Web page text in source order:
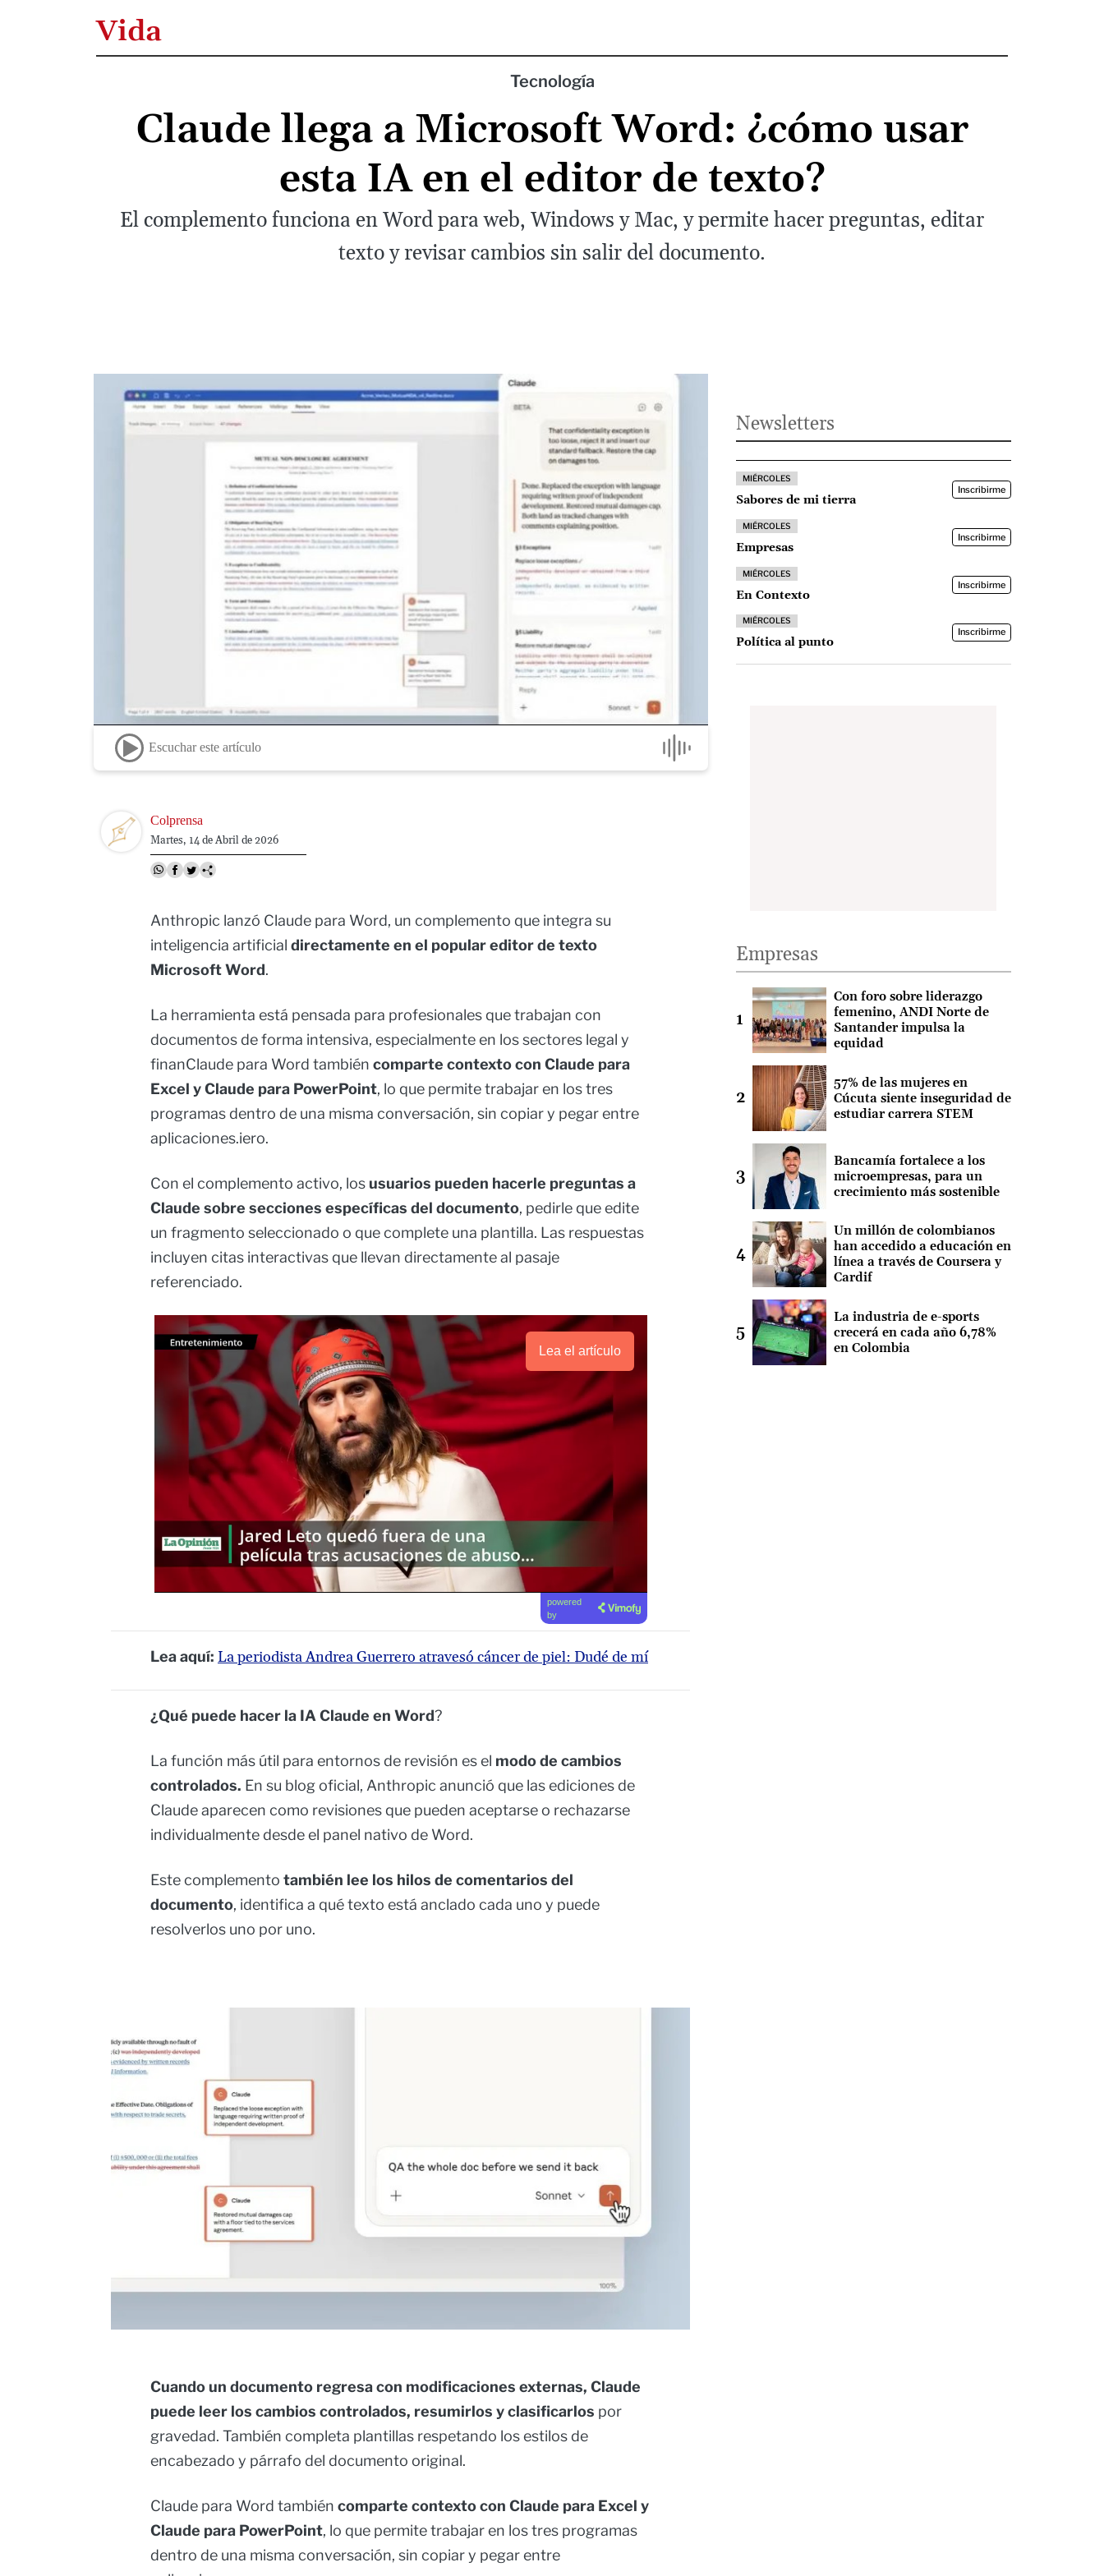
Vida
Tecnología
Claude llega a Microsoft Word: ¿cómo usar
esta IA en el editor de texto?
El complemento funciona en Word para web, Windows y Mac, y permite hacer preguntas, editar
texto y revisar cambios sin salir del documento.
Escuchar este artículo
Image Colprensa
Martes, 14 de Abril de 2026
Anthropic lanzó Claude para Word, un complemento que integra su
inteligencia artificial directamente en el popular editor de texto
Microsoft Word.
La herramienta está pensada para profesionales que trabajan con
documentos de forma intensiva, especialmente en los sectores legal y
finanClaude para Word también comparte contexto con Claude para
Excel y Claude para PowerPoint, lo que permite trabajar en los tres
programas dentro de una misma conversación, sin copiar y pegar entre
aplicaciones.iero.
Con el complemento activo, los usuarios pueden hacerle preguntas a
Claude sobre secciones específicas del documento, pedirle que edite
un fragmento seleccionado o que complete una plantilla. Las respuestas
incluyen citas interactivas que llevan directamente al pasaje
referenciado.
Lea el artículo
powered
by
Lea aquí: La periodista Andrea Guerrero atravesó cáncer de piel: Dudé de mí
¿Qué puede hacer la IA Claude en Word?
La función más útil para entornos de revisión es el modo de cambios
controlados. En su blog oficial, Anthropic anunció que las ediciones de
Claude aparecen como revisiones que pueden aceptarse o rechazarse
individualmente desde el panel nativo de Word.
Este complemento también lee los hilos de comentarios del
documento, identifica a qué texto está anclado cada uno y puede
resolverlos uno por uno.
Cuando un documento regresa con modificaciones externas, Claude
puede leer los cambios controlados, resumirlos y clasificarlos por
gravedad. También completa plantillas respetando los estilos de
encabezado y párrafo del documento original.
Claude para Word también comparte contexto con Claude para Excel y
Claude para PowerPoint, lo que permite trabajar en los tres programas
dentro de una misma conversación, sin copiar y pegar entre
Newsletters
MIÉRCOLES
Sabores de mi tierra
Inscribirme
MIÉRCOLES
Empresas
Inscribirme
MIÉRCOLES
En Contexto
Inscribirme
MIÉRCOLES
Política al punto
Inscribirme
Empresas
Con foro sobre liderazgo
femenino, ANDI Norte de
Santander impulsa la
equidad
57% de las mujeres en
Cúcuta siente inseguridad de
estudiar carrera STEM
Bancamía fortalece a los
microempresas, para un
crecimiento más sostenible
Un millón de colombianos
han accedido a educación en
línea a través de Coursera y
Cardif
La industria de e-sports
crecerá en cada año 6,78%
en Colombia